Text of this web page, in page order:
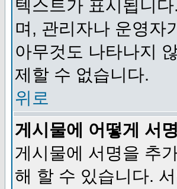
텍스트가 표시됩니
며, 관리자나 운영자
아무것도 나타나지
제할 수 없습니다.
위로
게시물에 어떻게 서
게시물에 서명을 추
해 할 수 있습니다.